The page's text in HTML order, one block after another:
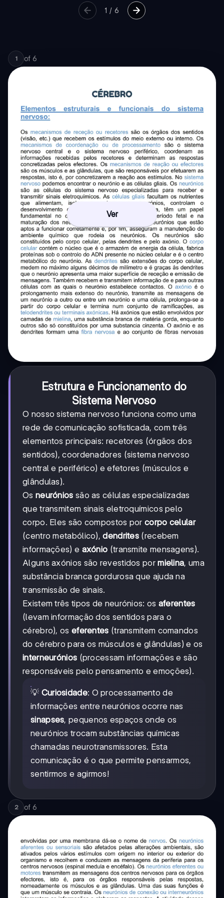
1 /6
1 of 6
Ver
Estrutura e Funcionamento do
Sistema Nervoso
O nosso sistema nervoso funciona como uma
rede de comunicação sofisticada, com três
elementos principais: recetores (órgãos dos
sentidos), coordenadores (sistema nervoso
central e periférico) e efetores (músculos e
glândulas).
Os neurónios são as células especializadas
que transmitem sinais eletroquímicos pelo
corpo. Eles são compostos porcorpo celular
(centro metabólico),dendrites (recebem
informações) e axónio (transmite mensagens).
Alguns axónios são revestidos pormielina, uma
substância branca gordurosa que ajuda na
transmissão de sinais.
Existem três tipos de neurónios: os aferentes
(levam informação dos sentidos para o
cérebro), os eferentes (transmitem comandos
do cérebro para os músculos e glândulas) e os
interneurónios (processam informações e são
responsáveis pelo pensamento e emoções).
💡 Curiosidade: O processamento de
informações entre neurónios ocorre nas
sinapses, pequenos espaços onde os
neurónios trocam substâncias químicas
chamadas neurotransmissores. Esta
comunicação é o que permite pensarmos,
sentirmos e agirmos!
2 of 6